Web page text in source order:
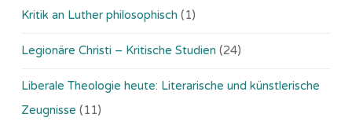
Kritik an Luther philosophisch (1)
Legionäre Christi – Kritische Studien (24)
Liberale Theologie heute: Literarische und künstlerische
Zeugnisse (11)